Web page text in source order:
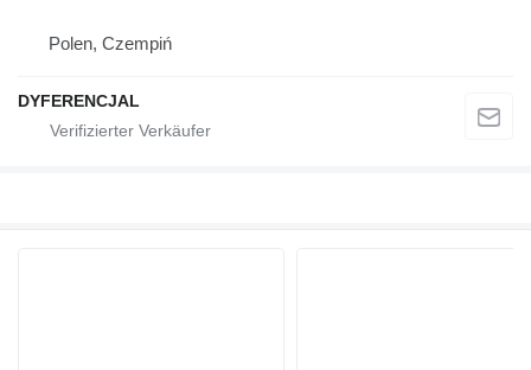
Polen, Czempiń
DYFERENCJAL